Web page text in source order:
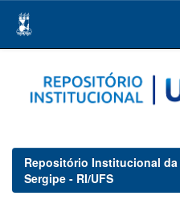
navigation
Repositório Institucional
Sergipe - RI/UFS